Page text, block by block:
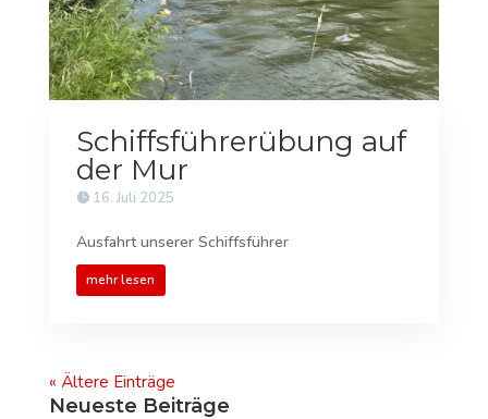
Schiffsführerübung auf
der Mur
16. Juli 2025
Ausfahrt unserer Schiffsführer
mehr lesen
« Ältere Einträge
Neueste Beiträge